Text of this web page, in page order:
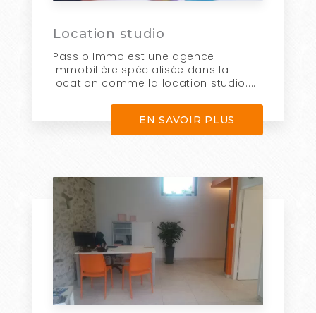
Location studio
Passio Immo est une agence
immobilière spécialisée dans la
location comme la location studio....
EN SAVOIR PLUS